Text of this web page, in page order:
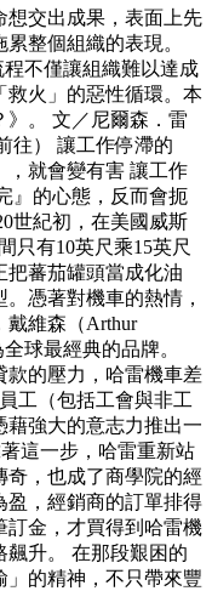
想交出成果，表面上先
整個組織的表現。
不僅讓組織難以達成
救火」的惡性循環。本
》。 文／尼爾森．雷
往） 讓工作停滯的
，就會變有害 讓工作
』的心態，反而會扼
世紀初，在美國威斯
只有10英尺乘15英尺
把蕃茄罐頭當成化油
憑著對機車的熱情，
戴維森（Arthur
球最經典的品牌。
款的壓力，哈雷機車差
工（包括工會與非工
強大的意志力推出一
這一步，哈雷重新站
，也成了商學院的經
盈，經銷商的訂單排得
訂金，才買得到哈雷機
飆升。 在那段艱困的
」的精神，不只帶來豐